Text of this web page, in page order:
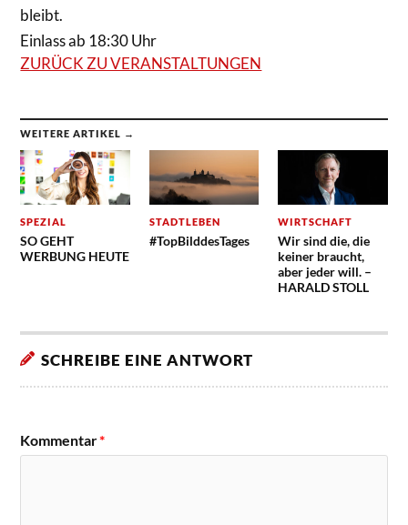
bleibt.
Einlass ab 18:30 Uhr
ZURÜCK ZU VERANSTALTUNGEN
WEITERE ARTIKEL →
SPEZIAL
SO GEHT
WERBUNG HEUTE
STADTLEBEN
#TopBilddesTages
WIRTSCHAFT
Wir sind die, die
keiner braucht,
aber jeder will. –
HARALD STOLL
SCHREIBE EINE ANTWORT
Kommentar*